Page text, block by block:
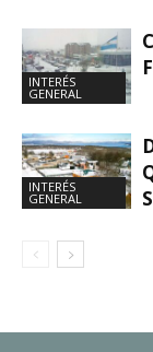
INTERÉS
GENERAL
INTERÉS
GENERAL